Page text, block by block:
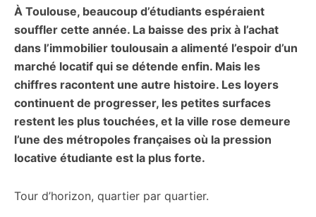
À Toulouse, beaucoup d’étudiants espéraient
souffler cette année. La baisse des prix à l’achat
dans l’immobilier toulousain a alimenté l’espoir d’un
marché locatif qui se détende enfin. Mais les
chiffres racontent une autre histoire. Les loyers
continuent de progresser, les petites surfaces
restent les plus touchées, et la ville rose demeure
l’une des métropoles françaises où la pression
locative étudiante est la plus forte.
Tour d’horizon, quartier par quartier.